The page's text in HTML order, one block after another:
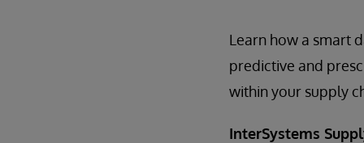
Learn how a smart
predictive and
within your supply
InterSystems